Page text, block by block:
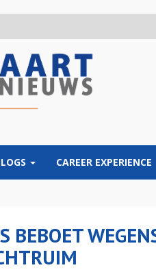
CAREER EXPERIENCE
BEBOET